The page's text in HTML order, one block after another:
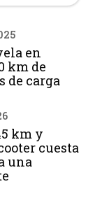
en
km de
de carga
km y
cuesta
una